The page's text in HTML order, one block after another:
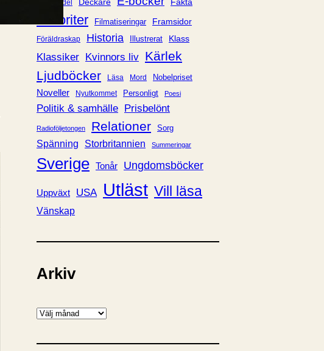
r
Bokhandel
Favoriter Filmatiseringar Framsidor
Föräldraskap Historia Illustrerat Klass
Klassiker Kvinnors liv Kärlek
Ljudböcker
Läsa Mord Nobelpriset
Noveller Nyutkommet Personligt Poesi
Politik & samhälle Prisbelönt
Radioföljetongen Relationer Sorg
Spänning Storbritannien Summeringar
Sverige Tonår Ungdomsböcker
Uppväxt USA Utläst Vill läsa
Vänskap
Arkiv
A
k